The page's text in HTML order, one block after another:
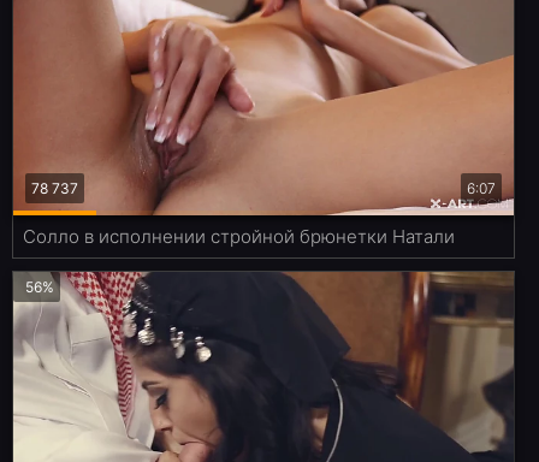
6:07
78 737
Солло в исполнении стройной брюнетки Натали
56%